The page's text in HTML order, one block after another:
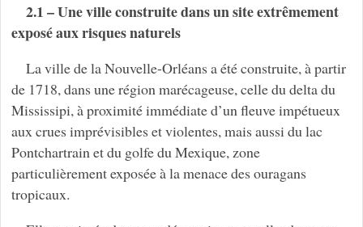
2.1 – Une ville construite dans un site extrêmement
exposé aux risques naturels
La ville de la Nouvelle-Orléans a été construite, à partir
de 1718, dans une région marécageuse, celle du delta du
Mississipi, à proximité immédiate d’un fleuve impétueux
aux crues imprévisibles et violentes, mais aussi du lac
Pontchartrain et du golfe du Mexique, zone
particulièrement exposée à la menace des ouragans
tropicaux.